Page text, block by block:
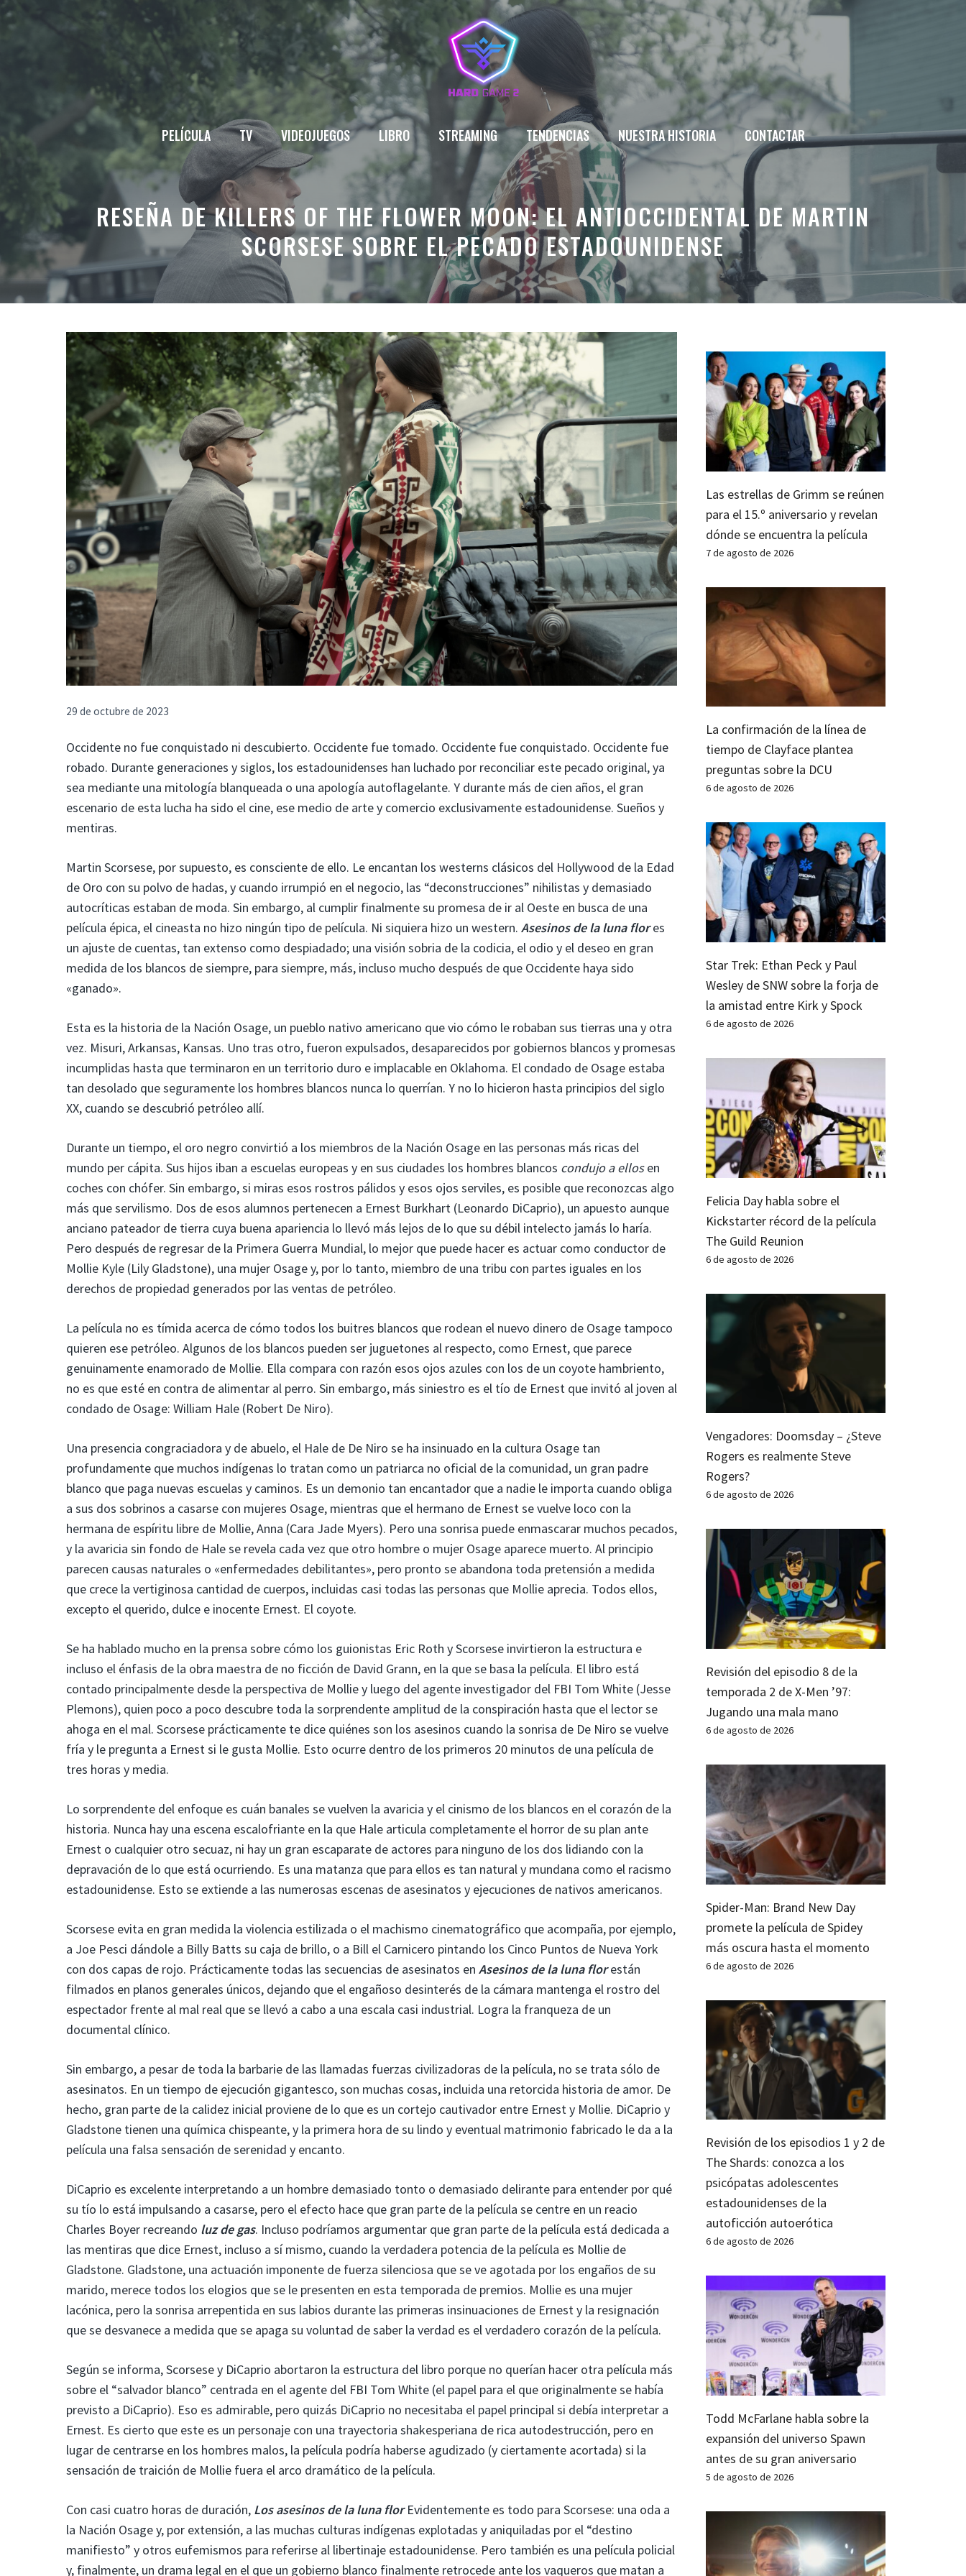
Saltar
PELÍCULA TV VIDEOJUEGOS LIBRO STREAMING TENDENCIAS NUESTRA HISTORIA CONTACTAR
RESEÑA DE KILLERS OF THE FLOWER MOON: EL ANTIOCCIDENTAL DE MARTIN
SCORSESE SOBRE EL PECADO ESTADOUNIDENSE
29 de octubre de 2023
Occidente no fue conquistado ni descubierto. Occidente fue tomado. Occidente fue conquistado. Occidente fue
robado. Durante generaciones y siglos, los estadounidenses han luchado por reconciliar este pecado original, ya
sea mediante una mitología blanqueada o una apología autoflagelante. Y durante más de cien años, el gran
escenario de esta lucha ha sido el cine, ese medio de arte y comercio exclusivamente estadounidense. Sueños y
mentiras.
Martin Scorsese, por supuesto, es consciente de ello. Le encantan los westerns clásicos del Hollywood de la Edad
de Oro con su polvo de hadas, y cuando irrumpió en el negocio, las “deconstrucciones” nihilistas y demasiado
autocríticas estaban de moda. Sin embargo, al cumplir finalmente su promesa de ir al Oeste en busca de una
película épica, el cineasta no hizo ningún tipo de película. Ni siquiera hizo un western. Asesinos de la luna flores
un ajuste de cuentas, tan extenso como despiadado; una visión sobria de la codicia, el odio y el deseo en gran
medida de los blancos de siempre, para siempre, más, incluso mucho después de que Occidente haya sido
«ganado».
Esta es la historia de la Nación Osage, un pueblo nativo americano que vio cómo le robaban sus tierras una y otra
vez. Misuri, Arkansas, Kansas. Uno tras otro, fueron expulsados, desaparecidos por gobiernos blancos y promesas
incumplidas hasta que terminaron en un territorio duro e implacable en Oklahoma. El condado de Osage estaba
tan desolado que seguramente los hombres blancos nunca lo querrían. Y no lo hicieron hasta principios del siglo
XX, cuando se descubrió petróleo allí.
Durante un tiempo, el oro negro convirtió a los miembros de la Nación Osage en las personas más ricas del
mundo per cápita. Sus hijos iban a escuelas europeas y en sus ciudades los hombres blancos condujo a ellosen
coches con chófer. Sin embargo, si miras esos rostros pálidos y esos ojos serviles, es posible que reconozcas algo
más que servilismo. Dos de esos alumnos pertenecen a Ernest Burkhart (Leonardo DiCaprio), un apuesto aunque
anciano pateador de tierra cuya buena apariencia lo llevó más lejos de lo que su débil intelecto jamás lo haría.
Pero después de regresar de la Primera Guerra Mundial, lo mejor que puede hacer es actuar como conductor de
Mollie Kyle (Lily Gladstone), una mujer Osage y, por lo tanto, miembro de una tribu con partes iguales en los
derechos de propiedad generados por las ventas de petróleo.
La película no es tímida acerca de cómo todos los buitres blancos que rodean el nuevo dinero de Osage tampoco
quieren ese petróleo. Algunos de los blancos pueden ser juguetones al respecto, como Ernest, que parece
genuinamente enamorado de Mollie. Ella compara con razón esos ojos azules con los de un coyote hambriento,
no es que esté en contra de alimentar al perro. Sin embargo, más siniestro es el tío de Ernest que invitó al joven al
condado de Osage: William Hale (Robert De Niro).
Una presencia congraciadora y de abuelo, el Hale de De Niro se ha insinuado en la cultura Osage tan
profundamente que muchos indígenas lo tratan como un patriarca no oficial de la comunidad, un gran padre
blanco que paga nuevas escuelas y caminos. Es un demonio tan encantador que a nadie le importa cuando obliga
a sus dos sobrinos a casarse con mujeres Osage, mientras que el hermano de Ernest se vuelve loco con la
hermana de espíritu libre de Mollie, Anna (Cara Jade Myers). Pero una sonrisa puede enmascarar muchos pecados,
y la avaricia sin fondo de Hale se revela cada vez que otro hombre o mujer Osage aparece muerto. Al principio
parecen causas naturales o «enfermedades debilitantes», pero pronto se abandona toda pretensión a medida
que crece la vertiginosa cantidad de cuerpos, incluidas casi todas las personas que Mollie aprecia. Todos ellos,
excepto el querido, dulce e inocente Ernest. El coyote.
Se ha hablado mucho en la prensa sobre cómo los guionistas Eric Roth y Scorsese invirtieron la estructura e
incluso el énfasis de la obra maestra de no ficción de David Grann, en la que se basa la película. El libro está
contado principalmente desde la perspectiva de Mollie y luego del agente investigador del FBI Tom White (Jesse
Plemons), quien poco a poco descubre toda la sorprendente amplitud de la conspiración hasta que el lector se
ahoga en el mal. Scorsese prácticamente te dice quiénes son los asesinos cuando la sonrisa de De Niro se vuelve
fría y le pregunta a Ernest si le gusta Mollie. Esto ocurre dentro de los primeros 20 minutos de una película de
tres horas y media.
Lo sorprendente del enfoque es cuán banales se vuelven la avaricia y el cinismo de los blancos en el corazón de la
historia. Nunca hay una escena escalofriante en la que Hale articula completamente el horror de su plan ante
Ernest o cualquier otro secuaz, ni hay un gran escaparate de actores para ninguno de los dos lidiando con la
depravación de lo que está ocurriendo. Es una matanza que para ellos es tan natural y mundana como el racismo
estadounidense. Esto se extiende a las numerosas escenas de asesinatos y ejecuciones de nativos americanos.
Scorsese evita en gran medida la violencia estilizada o el machismo cinematográfico que acompaña, por ejemplo,
a Joe Pesci dándole a Billy Batts su caja de brillo, o a Bill el Carnicero pintando los Cinco Puntos de Nueva York
con dos capas de rojo. Prácticamente todas las secuencias de asesinatos en Asesinos de la luna florestán
filmados en planos generales únicos, dejando que el engañoso desinterés de la cámara mantenga el rostro del
espectador frente al mal real que se llevó a cabo a una escala casi industrial. Logra la franqueza de un
documental clínico.
Sin embargo, a pesar de toda la barbarie de las llamadas fuerzas civilizadoras de la película, no se trata sólo de
asesinatos. En un tiempo de ejecución gigantesco, son muchas cosas, incluida una retorcida historia de amor. De
hecho, gran parte de la calidez inicial proviene de lo que es un cortejo cautivador entre Ernest y Mollie. DiCaprio y
Gladstone tienen una química chispeante, y la primera hora de su lindo y eventual matrimonio fabricado le da a la
película una falsa sensación de serenidad y encanto.
DiCaprio es excelente interpretando a un hombre demasiado tonto o demasiado delirante para entender por qué
su tío lo está impulsando a casarse, pero el efecto hace que gran parte de la película se centre en un reacio
Charles Boyer recreando luz de gas. Incluso podríamos argumentar que gran parte de la película está dedicada a
las mentiras que dice Ernest, incluso a sí mismo, cuando la verdadera potencia de la película es Mollie de
Gladstone. Gladstone, una actuación imponente de fuerza silenciosa que se ve agotada por los engaños de su
marido, merece todos los elogios que se le presenten en esta temporada de premios. Mollie es una mujer
lacónica, pero la sonrisa arrepentida en sus labios durante las primeras insinuaciones de Ernest y la resignación
que se desvanece a medida que se apaga su voluntad de saber la verdad es el verdadero corazón de la película.
Según se informa, Scorsese y DiCaprio abortaron la estructura del libro porque no querían hacer otra película más
sobre el “salvador blanco” centrada en el agente del FBI Tom White (el papel para el que originalmente se había
previsto a DiCaprio). Eso es admirable, pero quizás DiCaprio no necesitaba el papel principal si debía interpretar a
Ernest. Es cierto que este es un personaje con una trayectoria shakesperiana de rica autodestrucción, pero en
lugar de centrarse en los hombres malos, la película podría haberse agudizado (y ciertamente acortada) si la
sensación de traición de Mollie fuera el arco dramático de la película.
Con casi cuatro horas de duración, Los asesinos de la luna florEvidentemente es todo para Scorsese: una oda a
la Nación Osage y, por extensión, a las muchas culturas indígenas explotadas y aniquiladas por el “destino
manifiesto” y otros eufemismos para referirse al libertinaje estadounidense. Pero también es una película policial
y, finalmente, un drama legal en el que un gobierno blanco finalmente retrocede ante los vaqueros que matan a
Las estrellas de Grimm se reúnen
para el 15.º aniversario y revelan
dónde se encuentra la película
7 de agosto de 2026
La confirmación de la línea de
tiempo de Clayface plantea
preguntas sobre la DCU
6 de agosto de 2026
Star Trek: Ethan Peck y Paul
Wesley de SNW sobre la forja de
la amistad entre Kirk y Spock
6 de agosto de 2026
Felicia Day habla sobre el
Kickstarter récord de la película
The Guild Reunion
6 de agosto de 2026
Vengadores: Doomsday – ¿Steve
Rogers es realmente Steve
Rogers?
6 de agosto de 2026
Revisión del episodio 8 de la
temporada 2 de X-Men ’97:
Jugando una mala mano
6 de agosto de 2026
Spider-Man: Brand New Day
promete la película de Spidey
más oscura hasta el momento
6 de agosto de 2026
Revisión de los episodios 1 y 2 de
The Shards: conozca a los
psicópatas adolescentes
estadounidenses de la
autoficción autoerótica
6 de agosto de 2026
Todd McFarlane habla sobre la
expansión del universo Spawn
antes de su gran aniversario
5 de agosto de 2026